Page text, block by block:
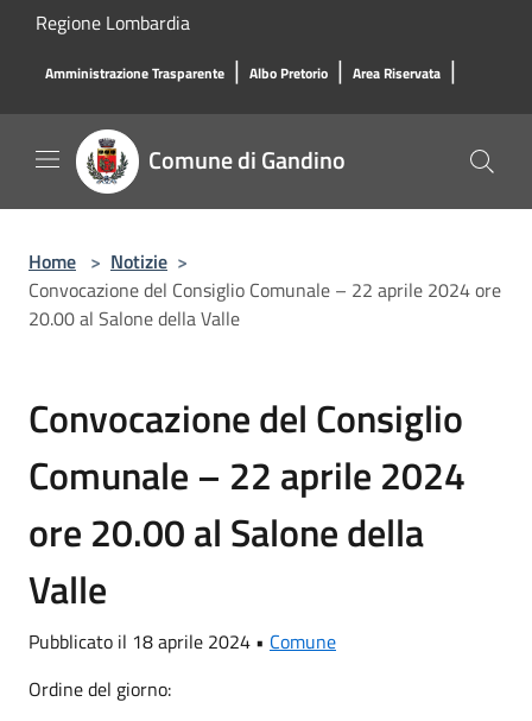
Salta al contenuto principale
Regione Lombardia
Amministrazione Trasparente | Albo Pretorio | Area Riservata |
Comune di Gandino
Home > Notizie >
Convocazione del Consiglio Comunale – 22 aprile 2024 ore
20.00 al Salone della Valle
Convocazione del Consiglio
Comunale – 22 aprile 2024
ore 20.00 al Salone della
Valle
Pubblicato il 18 aprile 2024 • Comune
Ordine del giorno: